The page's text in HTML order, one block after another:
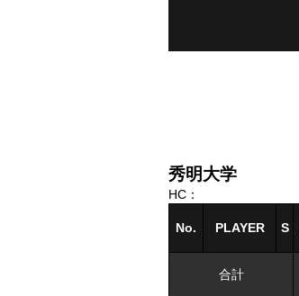
秀明大学
HC：
No. PLAYER S
合計